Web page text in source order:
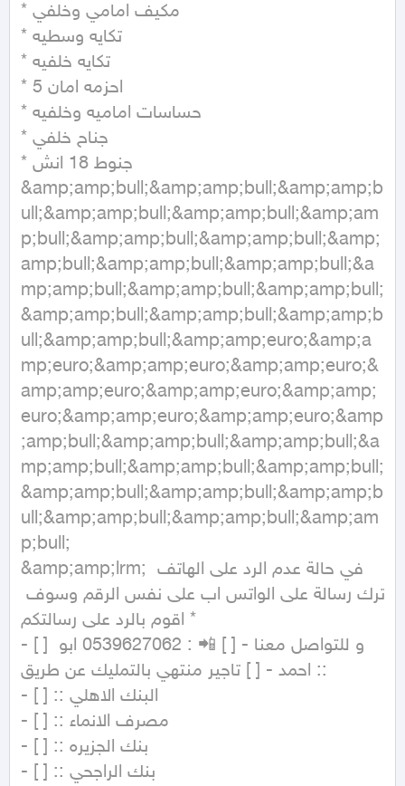
* مكيف امامي وخلفي
* تكايه وسطيه
* تكايه خلفيه
* 5 احزمه امان
* حساسات اماميه وخلفيه
* جناح خلفي
* جنوط 18 انش
&amp;amp;bull;&amp;amp;bull;&amp;amp;b
ull;&amp;amp;bull;&amp;amp;bull;&amp;am
p;bull;&amp;amp;bull;&amp;amp;bull;&amp;
amp;bull;&amp;amp;bull;&amp;amp;bull;&a
mp;amp;bull;&amp;amp;bull;&amp;amp;bull;
&amp;amp;bull;&amp;amp;bull;&amp;amp;b
ull;&amp;amp;bull;&amp;amp;euro;&amp;a
mp;euro;&amp;amp;euro;&amp;amp;euro;&
amp;amp;euro;&amp;amp;euro;&amp;amp;
euro;&amp;amp;euro;&amp;amp;euro;&amp
;amp;bull;&amp;amp;bull;&amp;amp;bull;&a
mp;amp;bull;&amp;amp;bull;&amp;amp;bull;
&amp;amp;bull;&amp;amp;bull;&amp;amp;b
ull;&amp;amp;bull;&amp;amp;bull;&amp;am
p;bull;
&amp;amp;lrm; في حالة عدم الرد على الهاتف
اقوم بالرد على رسالتكم *
- [ ] و للتواصل معنا - [ ] 📲 : 0539627062 ابو
احمد - [ ] تاجير منتهي بالتمليك عن طريق ::
- [ ] :: البنك الاهلي
- [ ] :: مصرف الانماء
- [ ] :: بنك الجزيره
- [ ] :: بنك الراجحي